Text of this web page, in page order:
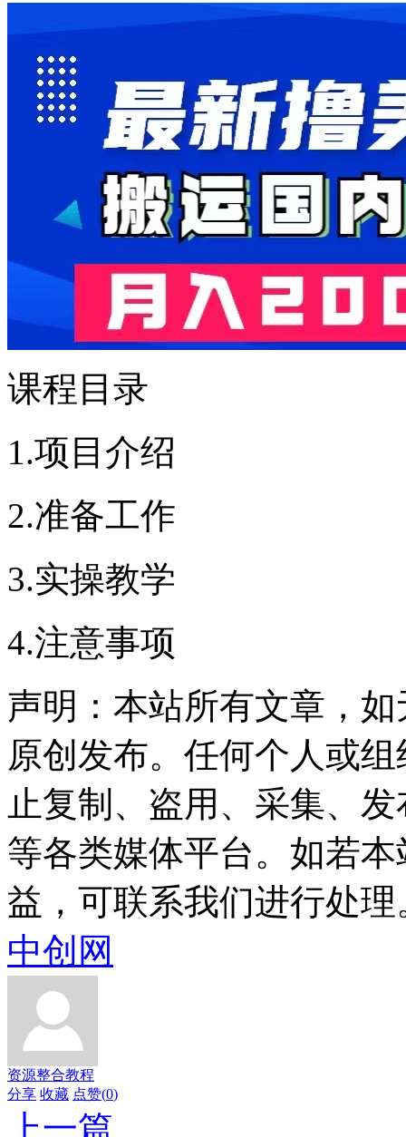
课程目录
1.项目介绍
2.准备工作
3.实操教学
4.注意事项
声明：本站所有文章，
原创发布。任何个人或
止复制、盗用、采集、
等各类媒体平台。如若
益，可联系我们进行处理
中创网
资源整合教程
分享 收藏 点赞(0)
上一篇